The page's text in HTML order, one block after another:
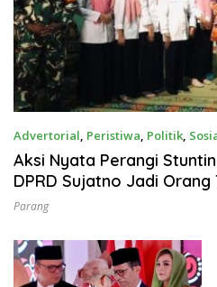
Advertorial, Peristiwa, Politik,
Aksi Nyata Perangi
DPRD Sujatno Jadi Orang
Parang